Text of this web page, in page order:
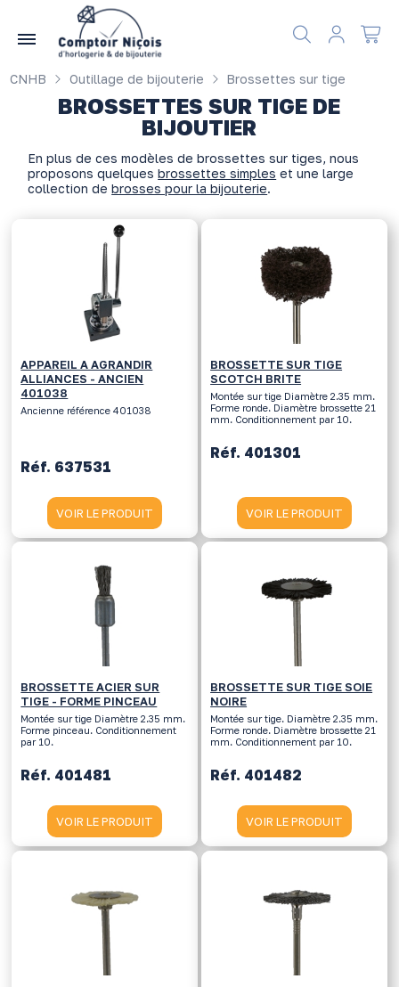
CNHB Outillage de bijouterie Brossettes sur tige
BROSSETTES SUR TIGE DE
BIJOUTIER
En plus de ces modèles de brossettes sur tiges, nous
proposons quelquesbrossettes simples et une large
collection debrosses pour la bijouterie.
APPAREIL A AGRANDIR
ALLIANCES - ANCIEN
401038
Ancienne référence 401038
Réf. 637531
VOIR LE PRODUIT
BROSSETTE SUR TIGE
SCOTCH BRITE
Montée sur tige Diamètre 2.35 mm.
Forme ronde. Diamètre brossette 21
mm. Conditionnement par 10.
Réf. 401301
VOIR LE PRODUIT
BROSSETTE ACIER SUR
TIGE - FORME PINCEAU
Montée sur tige Diamètre 2.35 mm.
Forme pinceau. Conditionnement
par 10.
Réf. 401481
VOIR LE PRODUIT
BROSSETTE SUR TIGE SOIE
NOIRE
Montée sur tige. Diamètre 2.35 mm.
Forme ronde. Diamètre brossette 21
mm. Conditionnement par 10.
Réf. 401482
VOIR LE PRODUIT
Gérer les préférences en matière de cookies